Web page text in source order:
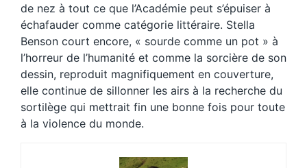
de nez à tout ce que l’Académie peut s’épuiser à
échafauder comme catégorie littéraire. Stella
Benson court encore, « sourde comme un pot » à
l’horreur de l’humanité et comme la sorcière de son
dessin, reproduit magnifiquement en couverture,
elle continue de sillonner les airs à la recherche du
sortilège qui mettrait fin une bonne fois pour toute
à la violence du monde.